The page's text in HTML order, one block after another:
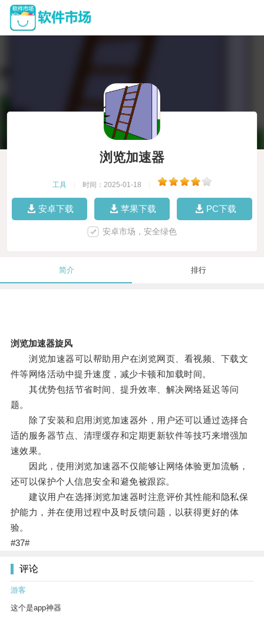
浏览加速器
工具 时间：2025-01-18
安卓下载 苹果下载 PC下载
安卓市场，安全绿色
简介 排行
浏览加速器旋风
浏览加速器可以帮助用户在浏览网页、看视频、下载文
件等网络活动中提升速度，减少卡顿和加载时间。
其优势包括节省时间、提升效率、解决网络延迟等问
题。
除了安装和启用浏览加速器外，用户还可以通过选择合
适的服务器节点、清理缓存和定期更新软件等技巧来增强加
速效果。
因此，使用浏览加速器不仅能够让网络体验更加流畅，
还可以保护个人信息安全和避免被跟踪。
建议用户在选择浏览加速器时注意评价其性能和隐私保
护能力，并在使用过程中及时反馈问题，以获得更好的体
验。
#37#
评论
游客
这个是app神器